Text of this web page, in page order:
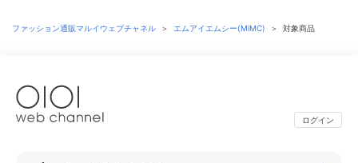
ファッション通販マルイウェブチャネル ＞ エムアイエムシー(MiMC) ＞ 対象商品
ログイン